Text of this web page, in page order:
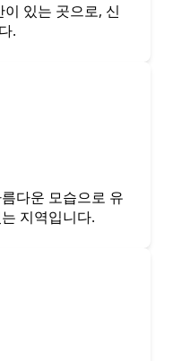
있는 곳으로, 신
.
다운 모습으로 유
지역입니다.